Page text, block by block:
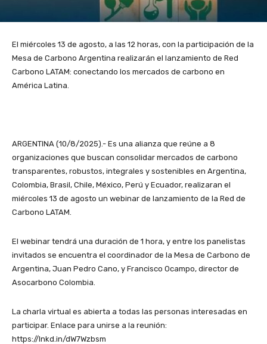
El miércoles 13 de agosto, a las 12 horas, con la participación de la
Mesa de Carbono Argentina realizarán el lanzamiento de Red
Carbono LATAM: conectando los mercados de carbono en
América Latina.
ARGENTINA (10/8/2025).- Es una alianza que reúne a 8
organizaciones que buscan consolidar mercados de carbono
transparentes, robustos, integrales y sostenibles en Argentina,
Colombia, Brasil, Chile, México, Perú y Ecuador, realizaran el
miércoles 13 de agosto un webinar de lanzamiento de la Red de
Carbono LATAM.
El webinar tendrá una duración de 1 hora, y entre los panelistas
invitados se encuentra el coordinador de la Mesa de Carbono de
Argentina, Juan Pedro Cano, y Francisco Ocampo, director de
Asocarbono Colombia.
La charla virtual es abierta a todas las personas interesadas en
participar. Enlace para unirse a la reunión:
https://lnkd.in/dW7Wzbsm